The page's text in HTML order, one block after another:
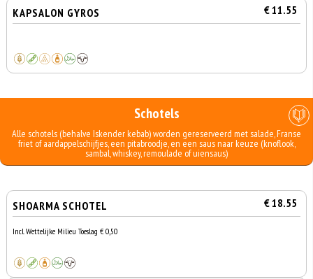
KAPSALON GYROS € 11.55
Schotels
Alle schotels (behalve Iskender kebab) worden gereserveerd met salade, Franse
friet of aardappelschijfjes, een pitabroodje, en een saus naar keuze (knoflook,
sambal, whiskey, remoulade of uiensaus)
SHOARMA SCHOTEL € 18.55
Incl. Wettelijke Milieu Toeslag € 0,50